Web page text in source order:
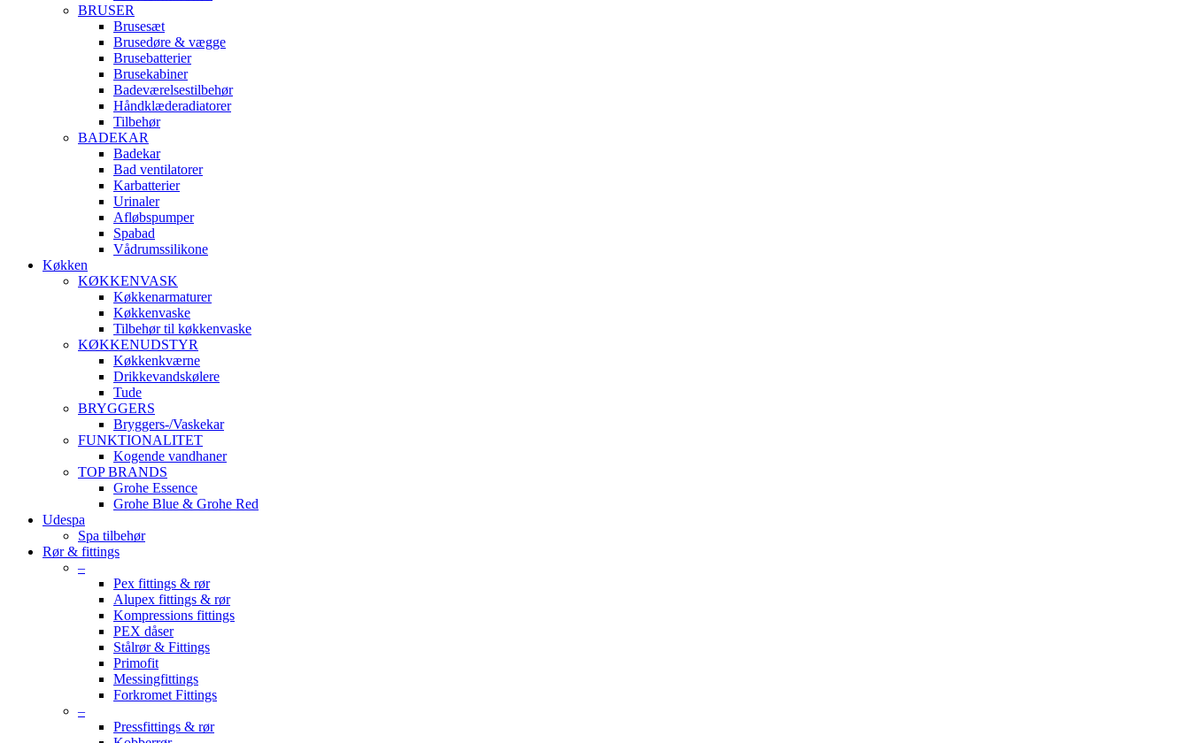
BRUSER
Brusesæt
Brusedøre & vægge
Brusebatterier
Brusekabiner
Badeværelsestilbehør
Håndklæderadiatorer
Tilbehør
BADEKAR
Badekar
Bad ventilatorer
Karbatterier
Urinaler
Afløbspumper
Spabad
Vådrumssilikone
Køkken
KØKKENVASK
Køkkenarmaturer
Køkkenvaske
Tilbehør til køkkenvaske
KØKKENUDSTYR
Køkkenkværne
Drikkevandskølere
Tude
BRYGGERS
Bryggers-/Vaskekar
FUNKTIONALITET
Kogende vandhaner
TOP BRANDS
Grohe Essence
Grohe Blue & Grohe Red
Udespa
Spa tilbehør
Rør & fittings
–
Pex fittings & rør
Alupex fittings & rør
Kompressions fittings
PEX dåser
Stålrør & Fittings
Primofit
Messingfittings
Forkromet Fittings
–
Pressfittings & rør